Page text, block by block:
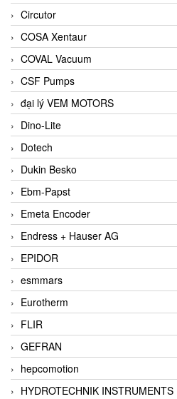
Circutor
COSA Xentaur
COVAL Vacuum
CSF Pumps
đại lý VEM MOTORS
Dino-Lite
Dotech
Dukin Besko
Ebm-Papst
Emeta Encoder
Endress + Hauser AG
EPIDOR
esmmars
Eurotherm
FLIR
GEFRAN
hepcomotion
HYDROTECHNIK INSTRUMENTS